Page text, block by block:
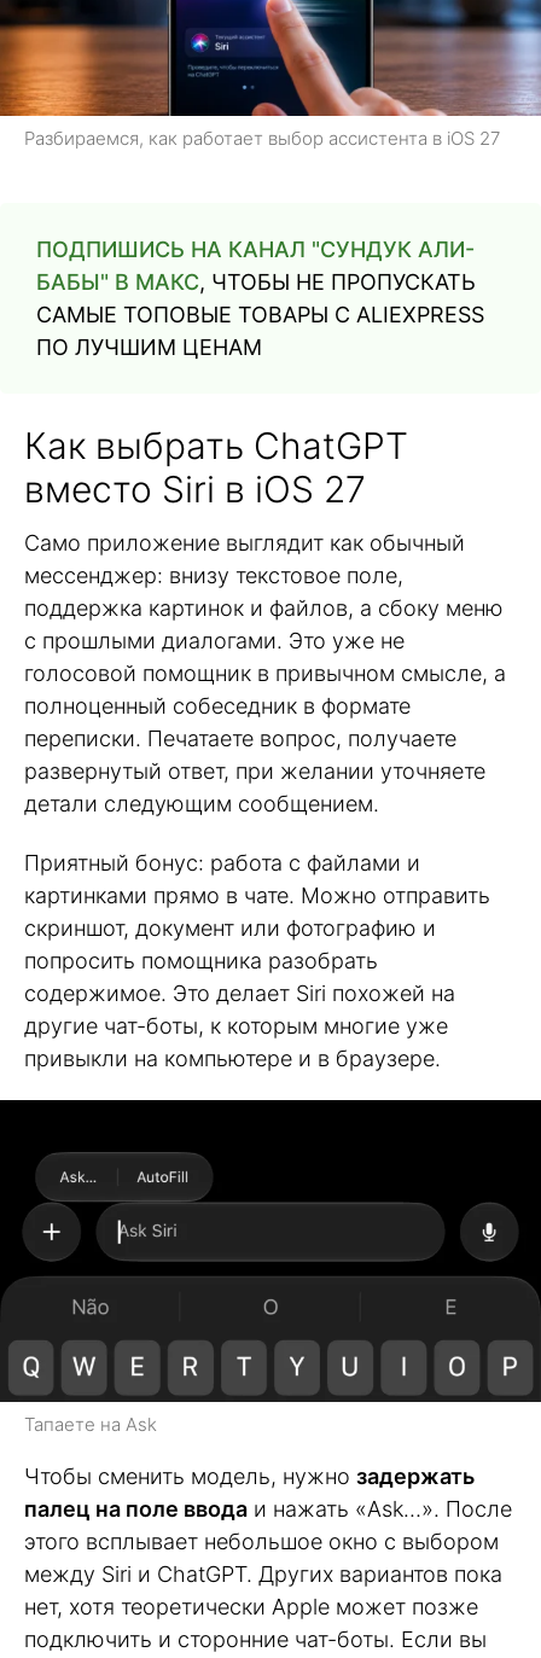
Разбираемся, как работает выбор ассистента в iOS 27
ПОДПИШИСЬ НА КАНАЛ "СУНДУК АЛИ-
БАБЫ" В МАКС, ЧТОБЫ НЕ ПРОПУСКАТЬ
САМЫЕ ТОПОВЫЕ ТОВАРЫ С ALIEXPRESS
ПО ЛУЧШИМ ЦЕНАМ
Как выбрать ChatGPT
вместо Siri в iOS 27
Само приложение выглядит как обычный
мессенджер: внизу текстовое поле,
поддержка картинок и файлов, а сбоку меню
с прошлыми диалогами. Это уже не
голосовой помощник в привычном смысле, а
полноценный собеседник в формате
переписки. Печатаете вопрос, получаете
развернутый ответ, при желании уточняете
детали следующим сообщением.
Приятный бонус: работа с файлами и
картинками прямо в чате. Можно отправить
скриншот, документ или фотографию и
попросить помощника разобрать
содержимое. Это делает Siri похожей на
другие чат-боты, к которым многие уже
привыкли на компьютере и в браузере.
Тапаете на Ask
Чтобы сменить модель, нужно задержать
палец на поле ввода и нажать «Ask…». После
этого всплывает небольшое окно с выбором
между Siri и ChatGPT. Других вариантов пока
нет, хотя теоретически Apple может позже
подключить и сторонние чат-боты. Если вы